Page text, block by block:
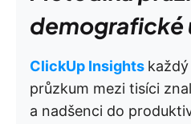
demografické
ClickUp Insights
průzkum mezi tisíci
a nadšenci do